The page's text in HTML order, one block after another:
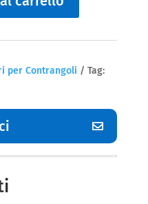
per Contrangoli
Tag: